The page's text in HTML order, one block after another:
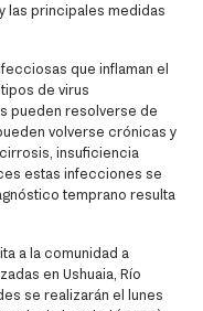
las principales medidas
que inflaman el
de virus
pueden resolverse de
volverse crónicas y
insuficiencia
estas infecciones se
temprano resulta
a la comunidad a
en Ushuaia, Río
se realizarán el lunes